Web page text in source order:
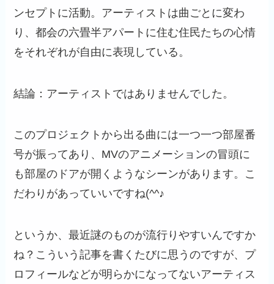
ンセプトに活動。アーティストは曲ごとに変わ
り、都会の六畳半アパートに住む住民たちの心情
をそれぞれが自由に表現している。
結論：アーティストではありませんでした。
このプロジェクトから出る曲には一つ一つ部屋番
号が振ってあり、MVのアニメーションの冒頭に
も部屋のドアが開くようなシーンがあります。こ
だわりがあっていいですね(^^♪
というか、最近謎のものが流行りやすいんですか
ね？こういう記事を書くたびに思うのですが、プ
ロフィールなどが明らかになってないアーティス